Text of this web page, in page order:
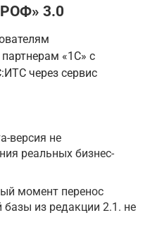
3.0
«1С» с
через сервис
версия не
реальных бизнес-
момент перенос
из редакции 2.1. не